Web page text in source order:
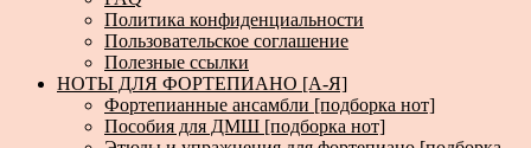
Политика конфиденциальности
Пользовательское соглашение
Полезные ссылки
НОТЫ ДЛЯ ФОРТЕПИАНО [А-Я]
Фортепианные ансамбли [подборка нот]
Пособия для ДМШ [подборка нот]